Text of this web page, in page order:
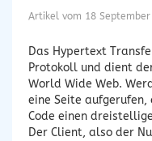
Artikel vom 18
Das Hypertext
Protokoll und dient
World Wide Web.
eine Seite
Code einen
Der Client, also der